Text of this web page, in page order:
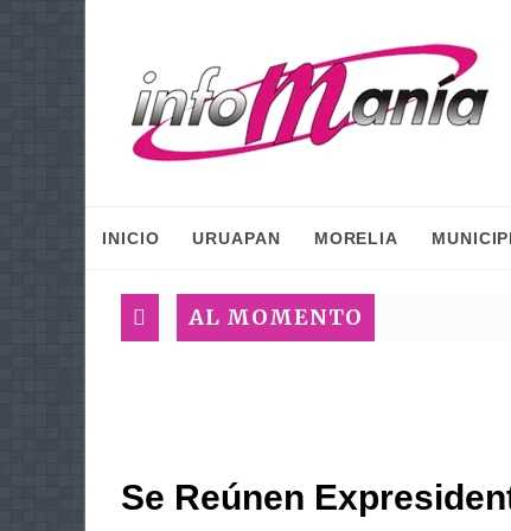
INICIO URUAPAN MORELIA
AL MOMENTO
Se Reúnen